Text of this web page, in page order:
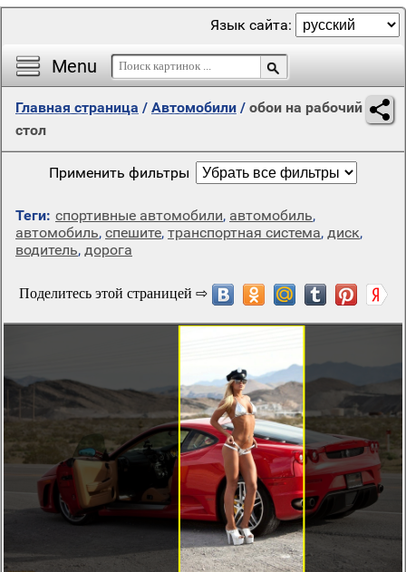
Menu
Язык сайта:
Главная страница / Автомобили / обои на рабочий
стол
Применить фильтры
Теги: спортивные автомобили, автомобиль,
автомобиль, спешите, транспортная система, диск,
водитель, дорога